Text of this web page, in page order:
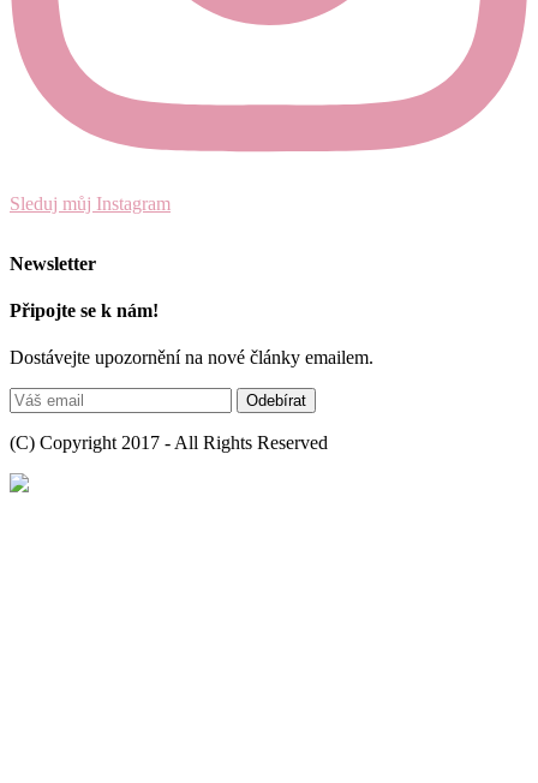
Sleduj můj Instagram
Newsletter
Připojte se k nám!
Dostávejte upozornění na nové články emailem.
(C) Copyright 2017 - All Rights Reserved